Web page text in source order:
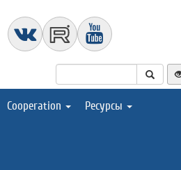
Cooperation Ресурсы